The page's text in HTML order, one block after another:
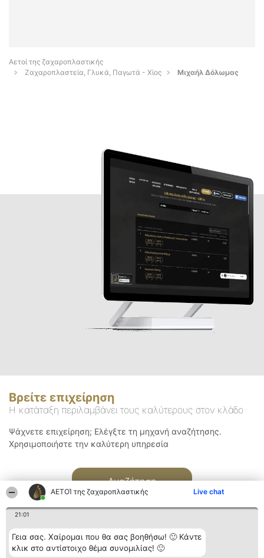
ΑΕΤΟΊ της ζαχαροπλαστικής Live chat
21:01
Γεια σας. Χαίρομαι που θα σας βοηθήσω! 🙂 Κάντε
κλικ στο αντίστοιχο θέμα συνομιλίας! 🙂
Αετοί της ζαχαροπλαστικής
Ζαχαροπλαστεία, Γλυκά, Παγωτά - Χίος
Μιχαήλ Δόλωμας
Βρείτε επιχείρηση
Η κατάταξη περιλαμβάνει τους καλύτερους στον κλάδο
Ψάχνετε επιχείρηση; Ελέγξτε τη μηχανή αναζήτησης.
Χρησιμοποιήστε την καλύτερη υπηρεσία
Αναζήτηση